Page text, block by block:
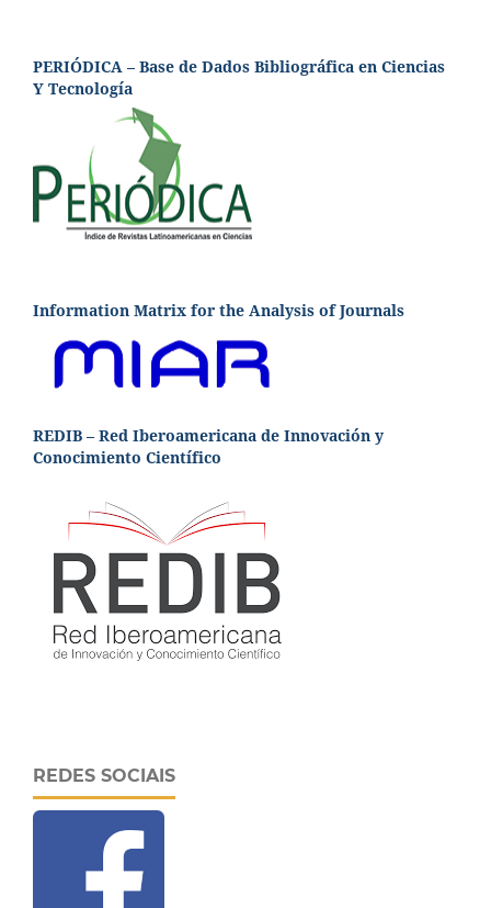
PERIÓDICA – Base de Dados Bibliográfica en Ciencias
Y Tecnología
Information Matrix for the Analysis of Journals
REDIB – Red Iberoamericana de Innovación y
Conocimiento Científico
REDES SOCIAIS